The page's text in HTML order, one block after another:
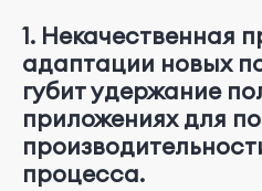
1. Некачественная
адаптации новых
губит удержание
приложениях для
процесса.